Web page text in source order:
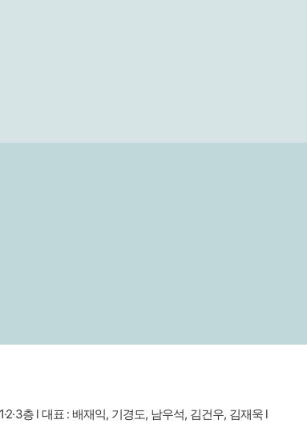
층 l 대표 : 배재익, 기경도, 남우석, 김건우, 김재욱 l